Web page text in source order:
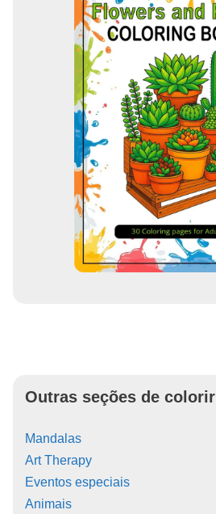
Outras seções de colorir
Mandalas
Art Therapy
Eventos especiais
Animais